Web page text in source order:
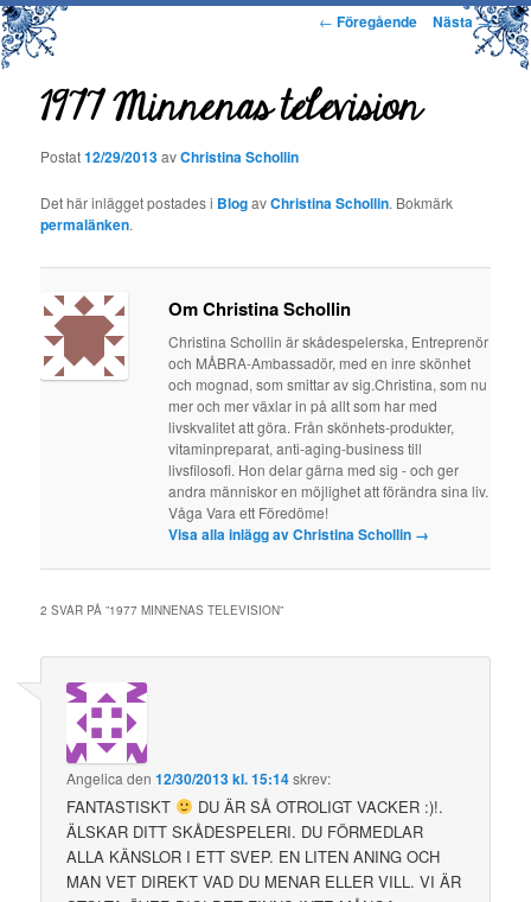
Inläggsnavigering
← Föregående Nästa→
1977 Minnenas television
Postat12/29/2013avChristina Schollin
Det här inlägget postades i BlogavChristina Schollin. Bokmärk
permalänken.
Om Christina Schollin
Christina Schollin är skådespelerska, Entreprenör
och MÅBRA-Ambassadör, med en inre skönhet
och mognad, som smittar av sig.Christina, som nu
mer och mer växlar in på allt som har med
livskvalitet att göra. Från skönhets-produkter,
vitaminpreparat, anti-aging-business till
livsfilosofi. Hon delar gärna med sig - och ger
andra människor en möjlighet att förändra sina liv.
Våga Vara ett Föredöme!
Visa alla inlägg av Christina Schollin →
2 SVAR PÅ ”1977 MINNENAS TELEVISION”
Angelica den12/30/2013 kl. 15:14skrev:
FANTASTISKT
DU ÄR SÅ OTROLIGT VACKER :)!.
ÄLSKAR DITT SKÅDESPELERI. DU FÖRMEDLAR
ALLA KÄNSLOR I ETT SVEP. EN LITEN ANING OCH
MAN VET DIREKT VAD DU MENAR ELLER VILL. VI ÄR